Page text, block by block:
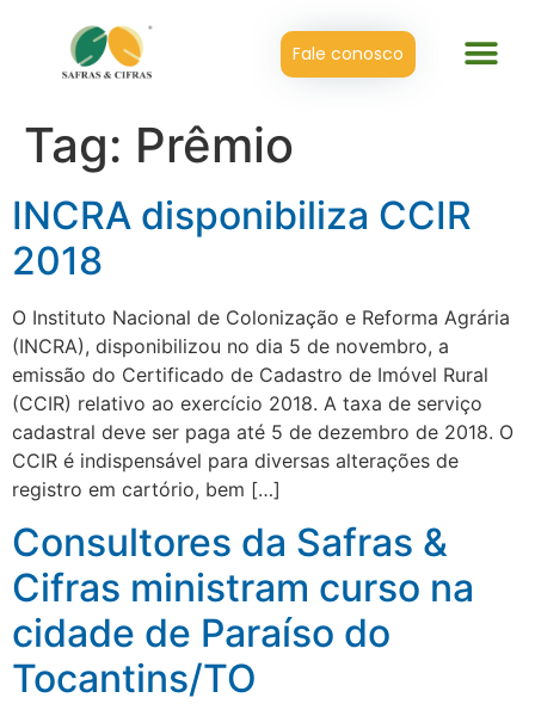
Fale conosco
Tag: Prêmio
INCRA disponibiliza CCIR
2018
O Instituto Nacional de Colonização e Reforma Agrária
(INCRA), disponibilizou no dia 5 de novembro, a
emissão do Certificado de Cadastro de Imóvel Rural
(CCIR) relativo ao exercício 2018. A taxa de serviço
cadastral deve ser paga até 5 de dezembro de 2018. O
CCIR é indispensável para diversas alterações de
registro em cartório, bem […]
Consultores da Safras &
Cifras ministram curso na
cidade de Paraíso do
Tocantins/TO